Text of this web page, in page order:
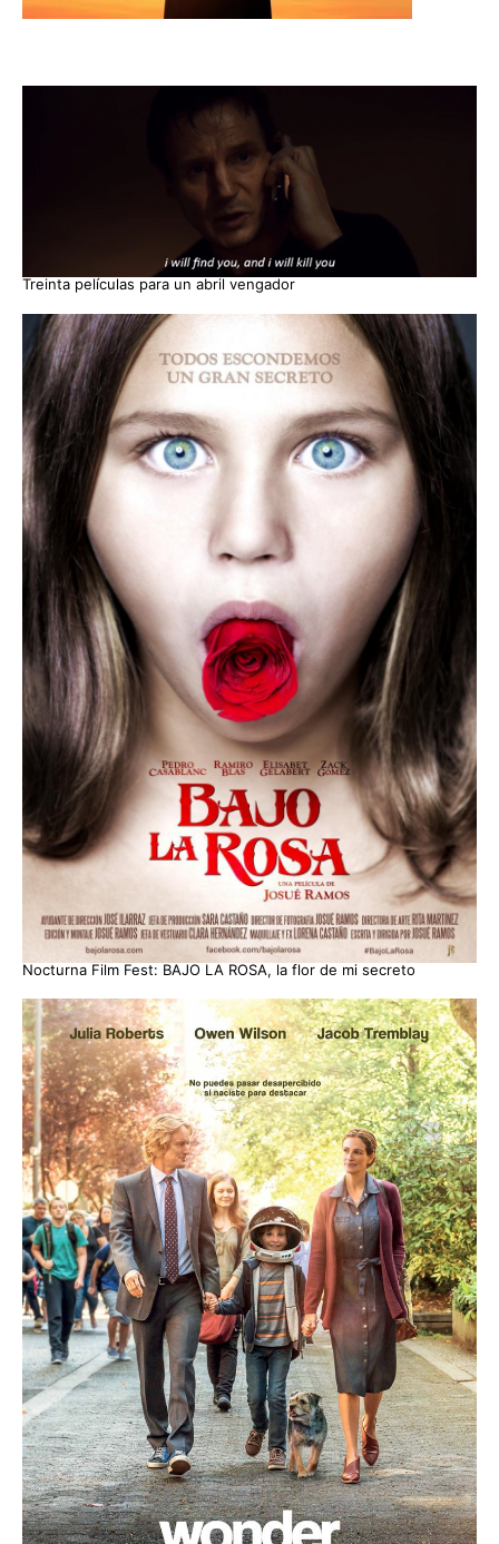
Treinta películas para un abril vengador
Nocturna Film Fest: BAJO LA ROSA, la flor de mi secreto